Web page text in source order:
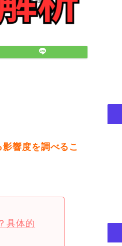
響度を調べるこ
具体的